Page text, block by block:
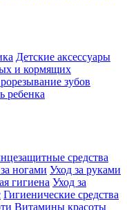
Детские аксессуары
и кормящих
зубов
ребенка
средства
ногами Уход за руками
гигиена Уход за
Гигиенические средства
Витамины красоты